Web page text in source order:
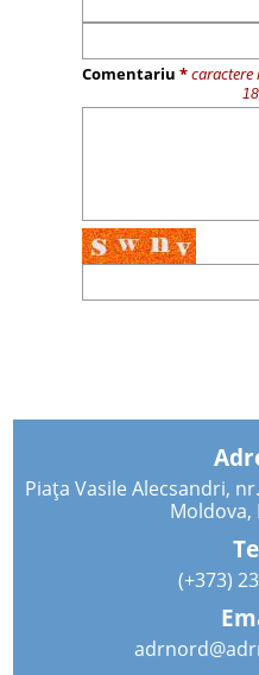
Comentariu *caractere
Piața Vasile Alecsandri,
Moldova,
(+373)